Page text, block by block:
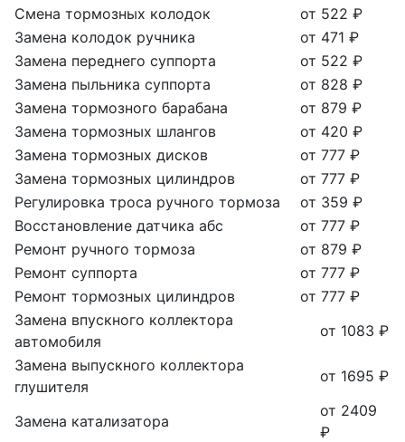
Смена тормозных колодок
от 522 ₽
Замена колодок ручника
от 471 ₽
Замена переднего суппорта
от 522 ₽
Замена пыльника суппорта
от 828 ₽
Замена тормозного барабана
от 879 ₽
Замена тормозных шлангов
от 420 ₽
Замена тормозных дисков
от 777 ₽
Замена тормозных цилиндров
от 777 ₽
Регулировка троса ручного тормоза
от 359 ₽
Восстановление датчика абс
от 777 ₽
Ремонт ручного тормоза
от 879 ₽
Ремонт суппорта
от 777 ₽
Ремонт тормозных цилиндров
от 777 ₽
Замена впускного коллектора
автомобиля
от 1083 ₽
Замена выпускного коллектора
глушителя
от 1695 ₽
Замена катализатора
от 2409
₽